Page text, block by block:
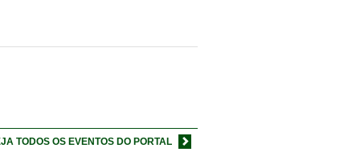
TODOS OS EVENTOS DO PORTAL